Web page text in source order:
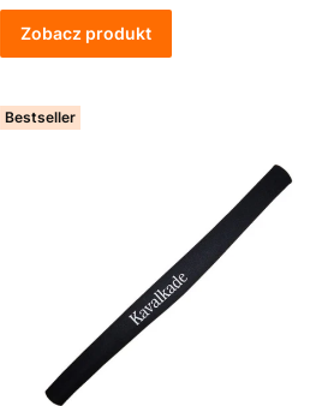
Zobacz produkt
Bestseller